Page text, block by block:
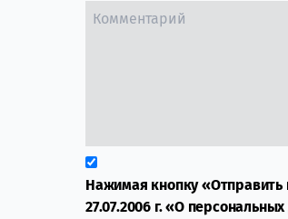
Нажимая кнопку
27.07.2006 г. «О